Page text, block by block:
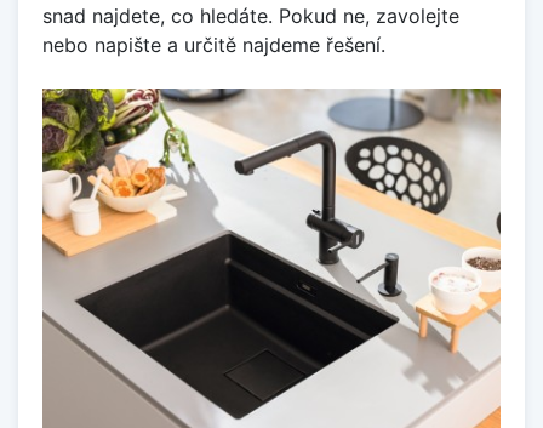
snad najdete, co hledáte. Pokud ne, zavolejte
nebo napište a určitě najdeme řešení.